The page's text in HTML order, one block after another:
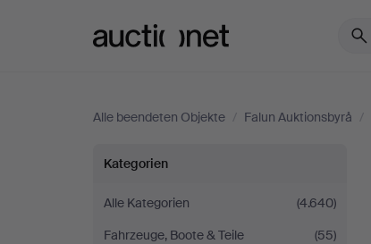
Alle beendeten Objekte / Falun Auktionsbyrå /
Fahrräder
bei
Kategorien
Alle Kategorien
(4.640)
Fahrzeuge, Boote & Teile
(55)